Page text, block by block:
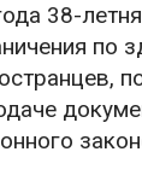
38-
по